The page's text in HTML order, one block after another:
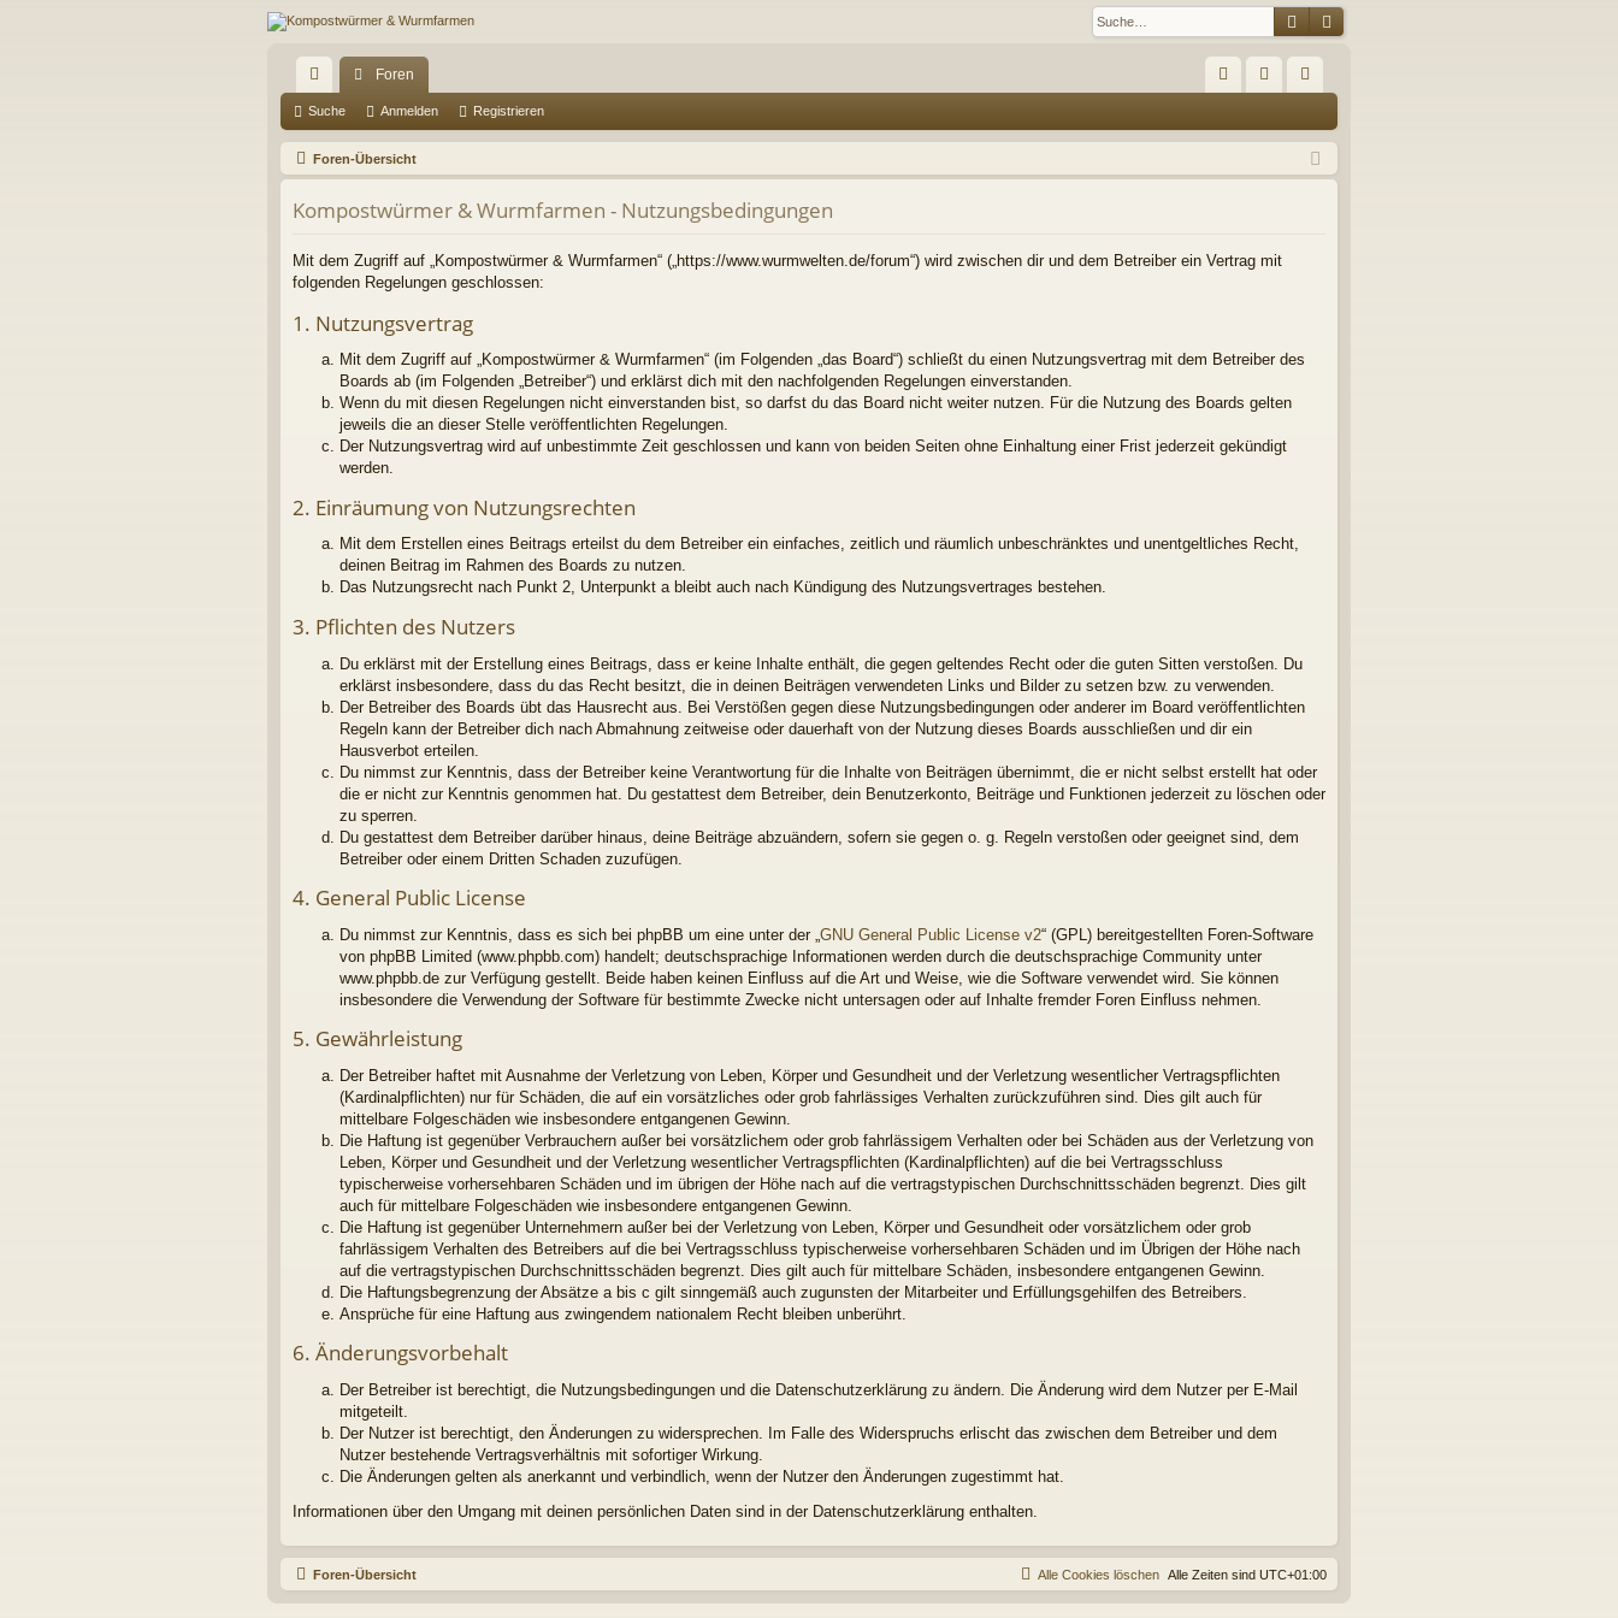
SucheErweiterte Suche
ch
ne
llz
ug
riff
Foren
Q m
el
n
ist
rie
Suche Anmelden Registrieren
Foren-Übersicht
Kompostwürmer & Wurmfarmen - Nutzungsbedingungen
Mit dem Zugriff auf „Kompostwürmer & Wurmfarmen“ („https://www.wurmwelten.de/forum“) wird zwischen dir und dem Betreiber ein Vertrag mit
folgenden Regelungen geschlossen:
1. Nutzungsvertrag
Mit dem Zugriff auf „Kompostwürmer & Wurmfarmen“ (im Folgenden „das Board“) schließt du einen Nutzungsvertrag mit dem Betreiber des
Boards ab (im Folgenden „Betreiber“) und erklärst dich mit den nachfolgenden Regelungen einverstanden.
Wenn du mit diesen Regelungen nicht einverstanden bist, so darfst du das Board nicht weiter nutzen. Für die Nutzung des Boards gelten
jeweils die an dieser Stelle veröffentlichten Regelungen.
Der Nutzungsvertrag wird auf unbestimmte Zeit geschlossen und kann von beiden Seiten ohne Einhaltung einer Frist jederzeit gekündigt
werden.
2. Einräumung von Nutzungsrechten
Mit dem Erstellen eines Beitrags erteilst du dem Betreiber ein einfaches, zeitlich und räumlich unbeschränktes und unentgeltliches Recht,
deinen Beitrag im Rahmen des Boards zu nutzen.
Das Nutzungsrecht nach Punkt 2, Unterpunkt a bleibt auch nach Kündigung des Nutzungsvertrages bestehen.
3. Pflichten des Nutzers
Du erklärst mit der Erstellung eines Beitrags, dass er keine Inhalte enthält, die gegen geltendes Recht oder die guten Sitten verstoßen. Du
erklärst insbesondere, dass du das Recht besitzt, die in deinen Beiträgen verwendeten Links und Bilder zu setzen bzw. zu verwenden.
Der Betreiber des Boards übt das Hausrecht aus. Bei Verstößen gegen diese Nutzungsbedingungen oder anderer im Board veröffentlichten
Regeln kann der Betreiber dich nach Abmahnung zeitweise oder dauerhaft von der Nutzung dieses Boards ausschließen und dir ein
Hausverbot erteilen.
Du nimmst zur Kenntnis, dass der Betreiber keine Verantwortung für die Inhalte von Beiträgen übernimmt, die er nicht selbst erstellt hat oder
die er nicht zur Kenntnis genommen hat. Du gestattest dem Betreiber, dein Benutzerkonto, Beiträge und Funktionen jederzeit zu löschen oder
zu sperren.
Du gestattest dem Betreiber darüber hinaus, deine Beiträge abzuändern, sofern sie gegen o. g. Regeln verstoßen oder geeignet sind, dem
Betreiber oder einem Dritten Schaden zuzufügen.
4. General Public License
Du nimmst zur Kenntnis, dass es sich bei phpBB um eine unter der „ GNU General Public License v2“ (GPL) bereitgestellten Foren-Software
von phpBB Limited (www.phpbb.com) handelt; deutschsprachige Informationen werden durch die deutschsprachige Community unter
www.phpbb.de zur Verfügung gestellt. Beide haben keinen Einfluss auf die Art und Weise, wie die Software verwendet wird. Sie können
insbesondere die Verwendung der Software für bestimmte Zwecke nicht untersagen oder auf Inhalte fremder Foren Einfluss nehmen.
5. Gewährleistung
Der Betreiber haftet mit Ausnahme der Verletzung von Leben, Körper und Gesundheit und der Verletzung wesentlicher Vertragspflichten
(Kardinalpflichten) nur für Schäden, die auf ein vorsätzliches oder grob fahrlässiges Verhalten zurückzuführen sind. Dies gilt auch für
mittelbare Folgeschäden wie insbesondere entgangenen Gewinn.
Die Haftung ist gegenüber Verbrauchern außer bei vorsätzlichem oder grob fahrlässigem Verhalten oder bei Schäden aus der Verletzung von
Leben, Körper und Gesundheit und der Verletzung wesentlicher Vertragspflichten (Kardinalpflichten) auf die bei Vertragsschluss
typischerweise vorhersehbaren Schäden und im übrigen der Höhe nach auf die vertragstypischen Durchschnittsschäden begrenzt. Dies gilt
auch für mittelbare Folgeschäden wie insbesondere entgangenen Gewinn.
Die Haftung ist gegenüber Unternehmern außer bei der Verletzung von Leben, Körper und Gesundheit oder vorsätzlichem oder grob
fahrlässigem Verhalten des Betreibers auf die bei Vertragsschluss typischerweise vorhersehbaren Schäden und im Übrigen der Höhe nach
auf die vertragstypischen Durchschnittsschäden begrenzt. Dies gilt auch für mittelbare Schäden, insbesondere entgangenen Gewinn.
Die Haftungsbegrenzung der Absätze a bis c gilt sinngemäß auch zugunsten der Mitarbeiter und Erfüllungsgehilfen des Betreibers.
Ansprüche für eine Haftung aus zwingendem nationalem Recht bleiben unberührt.
6. Änderungsvorbehalt
Der Betreiber ist berechtigt, die Nutzungsbedingungen und die Datenschutzerklärung zu ändern. Die Änderung wird dem Nutzer per E-Mail
mitgeteilt.
Der Nutzer ist berechtigt, den Änderungen zu widersprechen. Im Falle des Widerspruchs erlischt das zwischen dem Betreiber und dem
Nutzer bestehende Vertragsverhältnis mit sofortiger Wirkung.
Die Änderungen gelten als anerkannt und verbindlich, wenn der Nutzer den Änderungen zugestimmt hat.
Informationen über den Umgang mit deinen persönlichen Daten sind in der Datenschutzerklärung enthalten.
Foren-Übersicht Alle Zeiten sind UTC+01:00
Alle Cookies löschen